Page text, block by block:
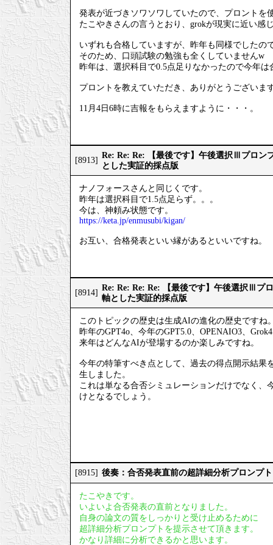
発表が近づきソワソワしていたので、プロントを
たこやきさんの言うとおり、grokが現実に近い感
いずれも合格していますが、昨年も同様でしたの
そのため、口頭試験の勉強も全くしていませんw
昨年は、選択科目で0.5点足りなかったので今年
プロントを教えていただき、ありがとうございま
11月4日6時に吉報をもらえますように・・・。
[8913]
Re: Re: Re: 【最後です】午後選択Ⅲプロン
とした実証的採点版
ナノフォースさんと同じくです。
昨年は選択科目で1.5点足らず。。。
今は、神頼み状態です。
https://keta.jp/enmusubi/kigan/
お互い、合格発表といい縁があるといいですね。
[8914]
Re: Re: Re: Re: 【最後です】午後選択Ⅲプ
軸とした実証的採点版
このトピックの歴史は生成AIの進化の歴史ですね
昨年のGPT4o、今年のGPT5.0、OPENAIO3、
来年はどんなAIが登場するのか楽しみですね。
今年の特筆すべき点として、過去の得点開示結果
生しました。
これは単なる合否シミュレーションだけでなく
けとなるでしょう。
[8915] 後奏：合否発表直前の超詳細分析プロンプ
たこやきです。
いよいよ合否発表の直前となりました。
自身の論文の質をしっかりと受け止めるために
超詳細分析プロンプトを提示させて頂きます。
かなり詳細に分析できるかと思います。